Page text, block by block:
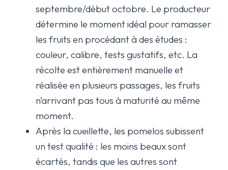
septembre/début octobre. Le producteur
détermine le moment idéal pour ramasser
les fruits en procédant à des études :
couleur, calibre, tests gustatifs, etc. La
récolte est entièrement manuelle et
réalisée en plusieurs passages, les fruits
n’arrivant pas tous à maturité au même
moment.
Après la cueillette, les pomelos subissent
un test qualité : les moins beaux sont
écartés, tandis que les autres sont